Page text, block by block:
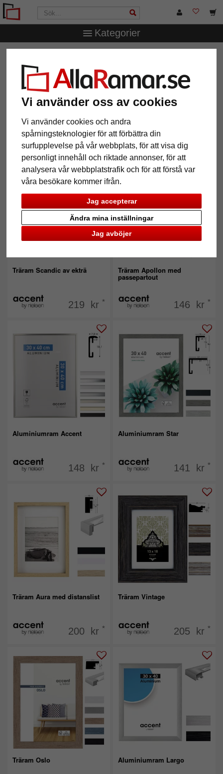
Vi använder oss av cookies
Vi använder cookies och andra
spårningsteknologier för att förbättra din
surfupplevelse på vår webbplats, för att visa dig
personligt innehåll och riktade annonser, för att
analysera vår webbplatstrafik och för att förstå var
våra besökare kommer ifrån.
Jag accepterar
Jag avböjer
Ändra mina inställningar
Kategorier
12 Artiklar Populärast
Träram Scandic av ekträ
219 kr *
Träram Apollon med
passepartout
146 kr *
Aluminiumram Accent
148 kr *
Aluminiumram Star
141 kr *
Träram Aura med distanslist
200 kr *
Träram Vintage
205 kr *
Träram Oslo Aluminiumram Largo